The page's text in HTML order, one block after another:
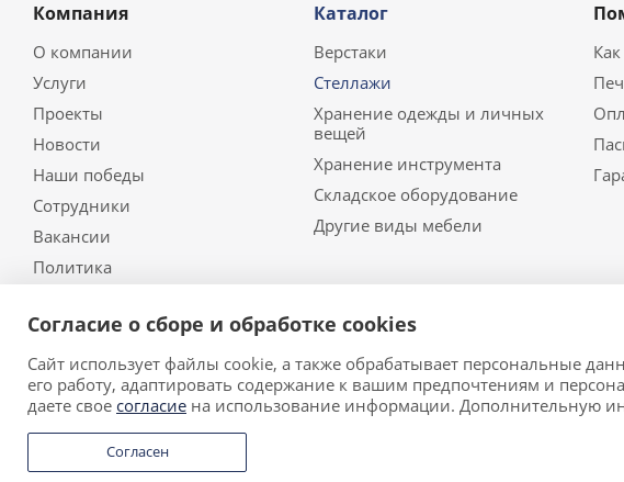
Компания
О компании
Услуги
Проекты
Новости
Наши победы
Сотрудники
Вакансии
Политика
Каталог
Верстаки
Стеллажи
Хранение одежды и личных
вещей
Хранение инструмента
Складское оборудование
Другие виды мебели
2026 © ООО «Риал Стил» • Производитель металлической мебели в
Обращаем ваше внимание на то, что данный сайт носит
определяемой положениями Статьи 437 (2) Гражданского кодекса
Согласие о сборе и обработке cookies
Сайт использует файлы cookie, а также обрабатывает персональные
его работу, адаптировать содержание к вашим предпочтениям и
даете свое согласие на использование информации. Дополнительную
Согласен